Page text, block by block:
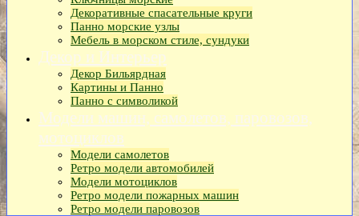
Декоративные спасательные круги
Панно морские узлы
Мебель в морском стиле, сундуки
Декор и Интерьер
Декор Бильярдная
Картины и Панно
Панно с символикой
Модели машин, самолетов, паровозов,
мотоциклов
Модели самолетов
Ретро модели автомобилей
Модели мотоциклов
Ретро модели пожарных машин
Ретро модели паровозов